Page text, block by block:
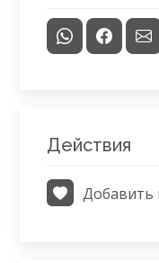
Действия
Добавить